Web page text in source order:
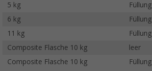
5 kg
Füllung
6 kg
Füllung
11 kg
Füllung
Composite Flasche 10 kg
leer
Composite Flasche 10 kg
Füllung